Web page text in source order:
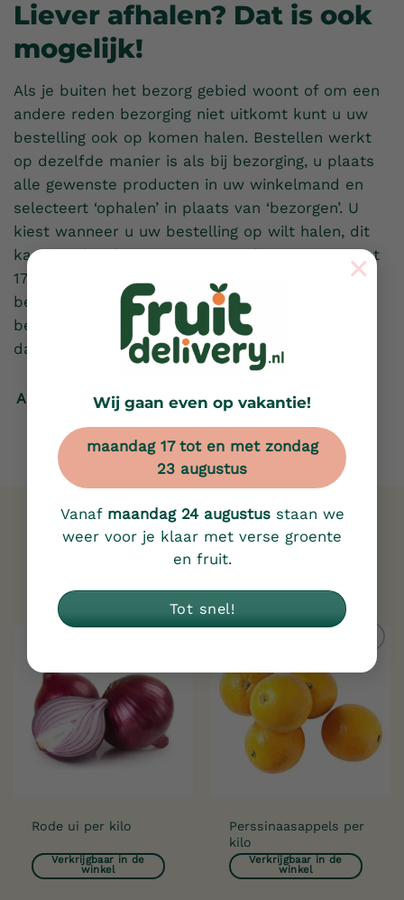
Wij gaan even op vakantie!
maandag 17 tot en met zondag
23 augustus
Vanaf maandag 24 augustusstaan we
weer voor je klaar met verse groente
en fruit.
Tot snel!
×
Liever afhalen? Dat is ook
mogelijk!
Als je buiten het bezorg gebied woont of om een
andere reden bezorging niet uitkomt kunt u uw
bestelling ook op komen halen. Bestellen werkt
op dezelfde manier is als bij bezorging, u plaats
alle gewenste producten in uw winkelmand en
selecteert ‘ophalen’ in plaats van ‘bezorgen’. U
kiest wanneer u uw bestelling op wilt halen, dit
kan van dinsdag tot en met vrijdag van 09:00 tot
17:00 uur. U kunt bij het plaatsen van uw
bestelling via iDeal betalen of wanneer u uw
bestelling op komt halen contant betalen. Tot
dan!
Afspraak maken
Gerelateerde producten
aan
verlanglijst
Rode ui per kilo
Verkrijgbaar in de
winkel
Toevoegen
Perssinaasappels per
kilo
Verkrijgbaar in de
winkel